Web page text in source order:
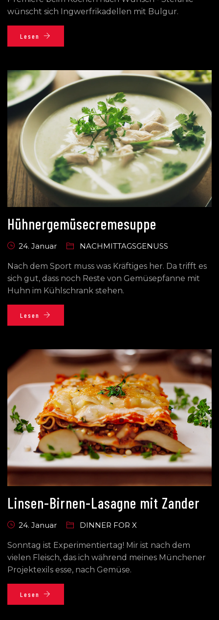
wünscht sich Ingwerfrikadellen mit Bulgur.
Lesen
Hühnergemüsecremesuppe
24. Januar NACHMITTAGSGENUSS
Nach dem Sport muss was Kräftiges her. Da trifft es
sich gut, dass noch Reste von Gemüsepfanne mit
Huhn im Kühlschrank stehen.
Lesen
Linsen-Birnen-Lasagne mit Zander
24. Januar DINNER FOR X
Sonntag ist Experimentiertag! Mir ist nach dem
vielen Fleisch, das ich während meines Münchener
Projektexils esse, nach Gemüse.
Lesen